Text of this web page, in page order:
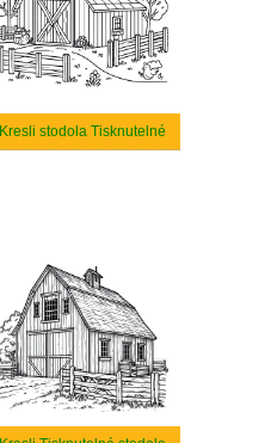
Kresli stodola Tisknutelné